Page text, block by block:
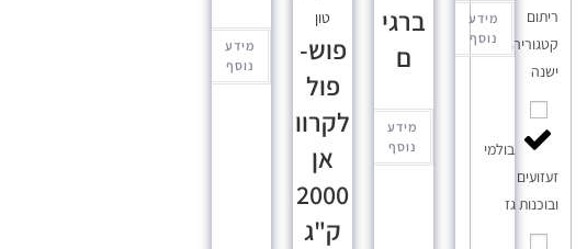
ריתום
קטגוריה
ישנה
בולמי
זעזועים
ובוכנות גז
מידע
נוסף
ברגי
ם
מידע
נוסף
טון
פוש-
פול
לקרוו
אן
2000
ק"ג
מידע
נוסף